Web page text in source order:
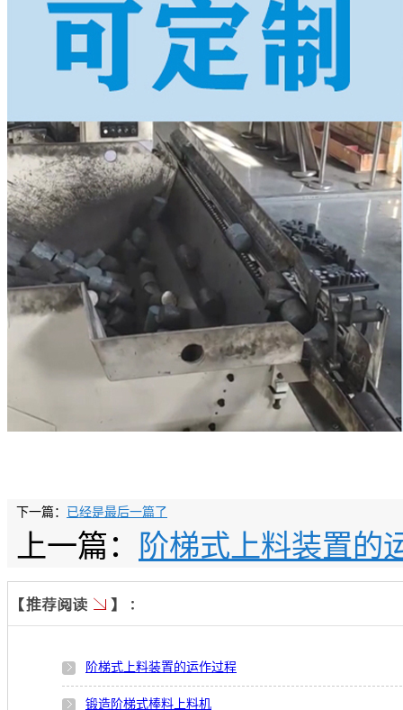
下一篇： 已经是最后一篇了
上一篇： 阶梯式上料装置的
阶梯式上料装置的运作过程
锻造阶梯式棒料上料机